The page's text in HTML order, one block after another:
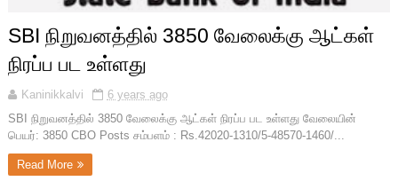
SBI நிறுவனத்தில் 3850 வேலைக்கு ஆட்கள்
நிரப்ப பட உள்ளது
Kaninikkalvi
6 years ago
SBI நிறுவனத்தில் 3850 வேலைக்கு ஆட்கள் நிரப்ப பட உள்ளது வேலையின்
பெயர்: 3850 CBO Posts சம்பளம் : Rs.42020-1310/5-48570-1460/...
Read More